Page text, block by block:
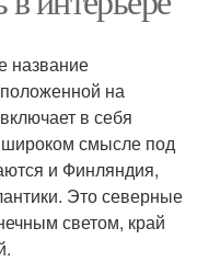
Ремонт в
стиле
название
на
в себя
смысле под
и Финляндия,
Это северные
светом, край